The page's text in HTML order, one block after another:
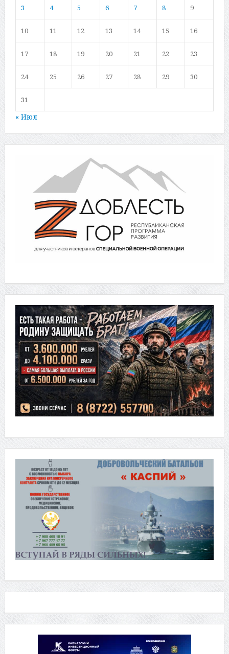
3 4 5 6 7 8 9
10 11 12 13 14 15 16
17 18 19 20 21 22 23
24 25 26 27 28 29 30
31
« Июл